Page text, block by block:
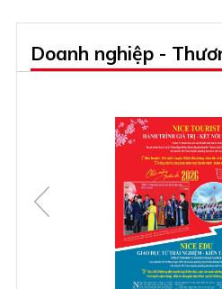
Doanh nghiệp -